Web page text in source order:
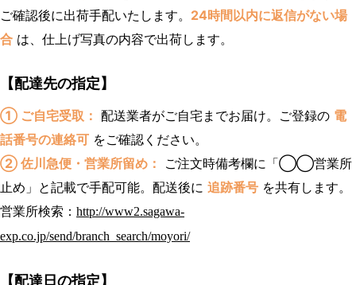
ご確認後に出荷手配いたします。 24時間以内に返信がない場
合 は、仕上げ写真の内容で出荷します。
【配達先の指定】
① ご自宅受取： 配送業者がご自宅までお届け。ご登録の 電
話番号の連絡可 をご確認ください。
② 佐川急便・営業所留め：
ご注文時備考欄に「◯◯営業所
止め」と記載で手配可能。配送後に 追跡番号 を共有します。
営業所検索： http://www2.sagawa-
exp.co.jp/send/branch_search/moyori/
【配達日の指定】